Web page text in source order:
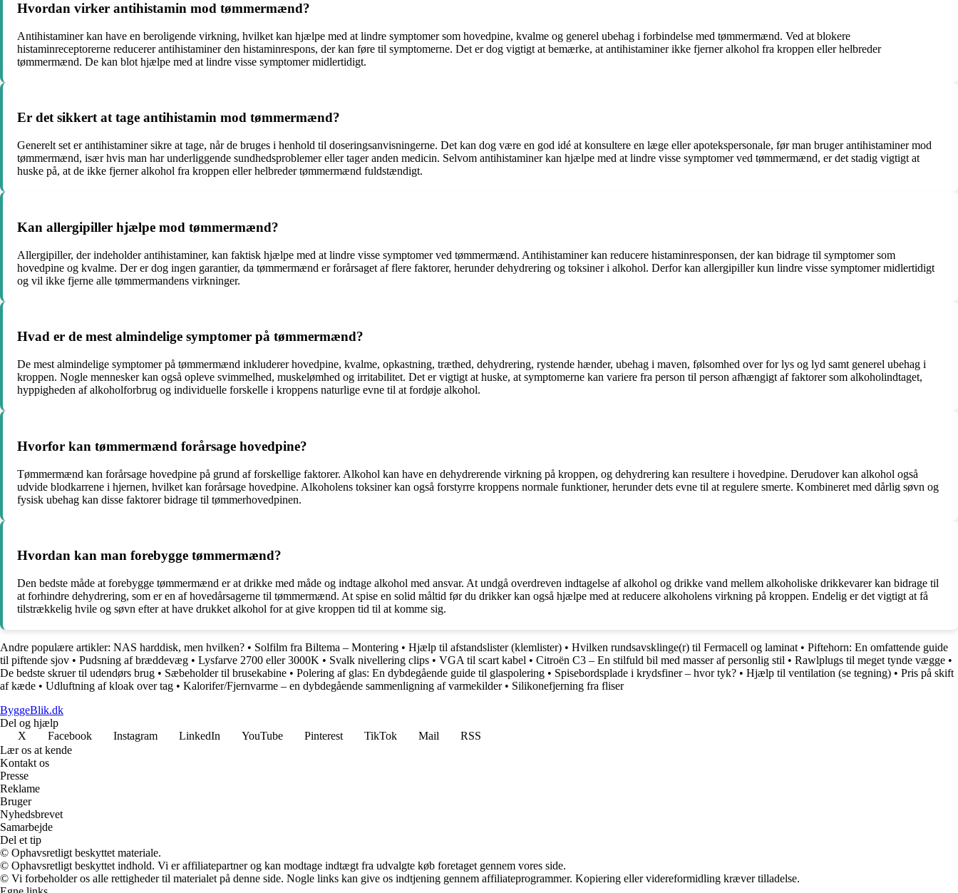
Hvordan virker antihistamin mod tømmermænd?
Antihistaminer kan have en beroligende virkning, hvilket kan hjælpe med at lindre symptomer som hovedpine, kvalme og generel ubehag i forbindelse med tømmermænd. Ved at blokere
histaminreceptorerne reducerer antihistaminer den histaminrespons, der kan føre til symptomerne. Det er dog vigtigt at bemærke, at antihistaminer ikke fjerner alkohol fra kroppen eller helbreder
tømmermænd. De kan blot hjælpe med at lindre visse symptomer midlertidigt.
Er det sikkert at tage antihistamin mod tømmermænd?
Generelt set er antihistaminer sikre at tage, når de bruges i henhold til doseringsanvisningerne. Det kan dog være en god idé at konsultere en læge eller apotekspersonale, før man bruger antihistaminer mod
tømmermænd, især hvis man har underliggende sundhedsproblemer eller tager anden medicin. Selvom antihistaminer kan hjælpe med at lindre visse symptomer ved tømmermænd, er det stadig vigtigt at
huske på, at de ikke fjerner alkohol fra kroppen eller helbreder tømmermænd fuldstændigt.
Kan allergipiller hjælpe mod tømmermænd?
Allergipiller, der indeholder antihistaminer, kan faktisk hjælpe med at lindre visse symptomer ved tømmermænd. Antihistaminer kan reducere histaminresponsen, der kan bidrage til symptomer som
hovedpine og kvalme. Der er dog ingen garantier, da tømmermænd er forårsaget af flere faktorer, herunder dehydrering og toksiner i alkohol. Derfor kan allergipiller kun lindre visse symptomer midlertidigt
og vil ikke fjerne alle tømmermandens virkninger.
Hvad er de mest almindelige symptomer på tømmermænd?
De mest almindelige symptomer på tømmermænd inkluderer hovedpine, kvalme, opkastning, træthed, dehydrering, rystende hænder, ubehag i maven, følsomhed over for lys og lyd samt generel ubehag i
kroppen. Nogle mennesker kan også opleve svimmelhed, muskelømhed og irritabilitet. Det er vigtigt at huske, at symptomerne kan variere fra person til person afhængigt af faktorer som alkoholindtaget,
hyppigheden af ​​alkoholforbrug og individuelle forskelle i kroppens naturlige evne til at fordøje alkohol.
Hvorfor kan tømmermænd forårsage hovedpine?
Tømmermænd kan forårsage hovedpine på grund af forskellige faktorer. Alkohol kan have en dehydrerende virkning på kroppen, og dehydrering kan resultere i hovedpine. Derudover kan alkohol også
udvide blodkarrene i hjernen, hvilket kan forårsage hovedpine. Alkoholens toksiner kan også forstyrre kroppens normale funktioner, herunder dets evne til at regulere smerte. Kombineret med dårlig søvn og
fysisk ubehag kan disse faktorer bidrage til tømmerhovedpinen.
Hvordan kan man forebygge tømmermænd?
Den bedste måde at forebygge tømmermænd er at drikke med måde og indtage alkohol med ansvar. At undgå overdreven indtagelse af alkohol og drikke vand mellem alkoholiske drikkevarer kan bidrage til
at forhindre dehydrering, som er en af ​​hovedårsagerne til tømmermænd. At spise en solid måltid før du drikker kan også hjælpe med at reducere alkoholens virkning på kroppen. Endelig er det vigtigt at få
tilstrækkelig hvile og søvn efter at have drukket alkohol for at give kroppen tid til at komme sig.
Andre populære artikler: NAS harddisk, men hvilken? • Solfilm fra Biltema – Montering • Hjælp til afstandslister (klemlister) • Hvilken rundsavsklinge(r) til Fermacell og laminat • Piftehorn: En omfattende guide
til piftende sjov • Pudsning af bræddevæg • Lysfarve 2700 eller 3000K • Svalk nivellering clips • VGA til scart kabel • Citroën C3 – En stilfuld bil med masser af personlig stil • Rawlplugs til meget tynde vægge •
De bedste skruer til udendørs brug • Sæbeholder til brusekabine • Polering af glas: En dybdegående guide til glaspolering • Spisebordsplade i krydsfiner – hvor tyk? • Hjælp til ventilation (se tegning) • Pris på skift
af kæde • Udluftning af kloak over tag • Kalorifer/Fjernvarme – en dybdegående sammenligning af varmekilder• Silikonefjerning fra fliser
ByggeBlik.dk
Del og hjælp
X
Facebook Instagram LinkedIn YouTube Pinterest TikTok Mail
RSS
Lær os at kende
Kontakt os
Presse
Reklame
Bruger
Nyhedsbrevet
Samarbejde
Del et tip
© Ophavsretligt beskyttet materiale.
© Ophavsretligt beskyttet indhold. Vi er affiliatepartner og kan modtage indtægt fra udvalgte køb foretaget gennem vores side.
© Vi forbeholder os alle rettigheder til materialet på denne side. Nogle links kan give os indtjening gennem affiliateprogrammer. Kopiering eller videreformidling kræver tilladelse.